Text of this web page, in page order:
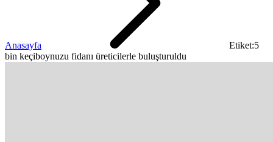
Anasayfa
Etiket:5
bin keçiboynuzu fidanı üreticilerle buluşturuldu